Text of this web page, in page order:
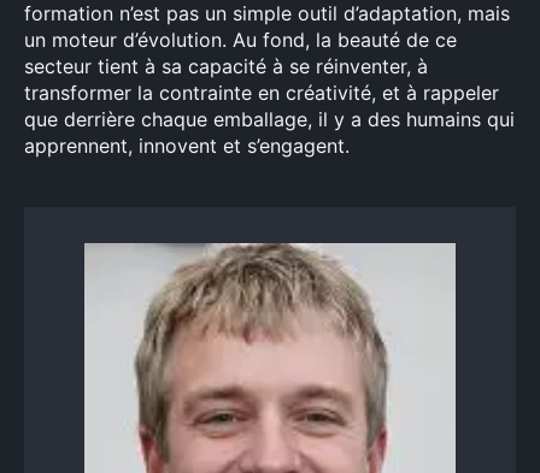
formation n’est pas un simple outil d’adaptation, mais
un moteur d’évolution. Au fond, la beauté de ce
secteur tient à sa capacité à se réinventer, à
transformer la contrainte en créativité, et à rappeler
que derrière chaque emballage, il y a des humains qui
apprennent, innovent et s’engagent.